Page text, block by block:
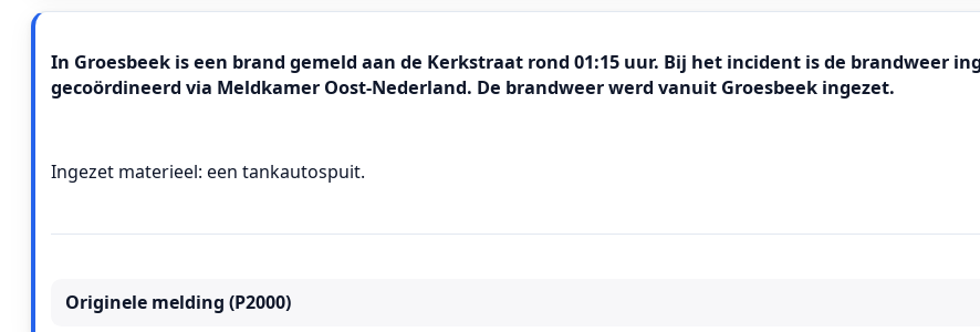
Meldingstekst
In Groesbeek is een brand gemeld aan de Kerkstraat rond 01:15 uur. Bij het incident is de brandweer
gecoördineerd via Meldkamer Oost‑Nederland. De brandweer werd vanuit Groesbeek ingezet.
Ingezet materieel: een tankautospuit.
Originele melding (P2000)